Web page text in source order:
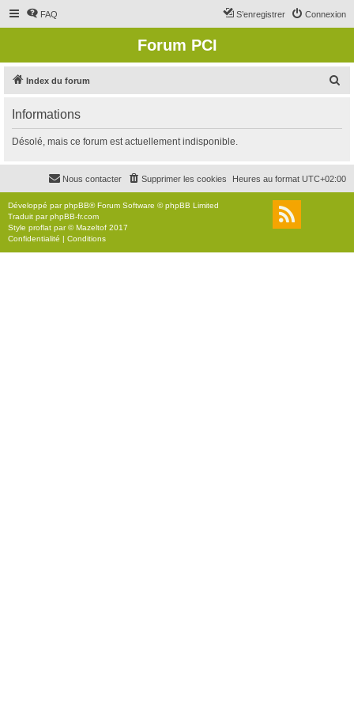
FAQ Connexion
S’enregistrer
Forum PCI
Index du forum
r
c
r
Informations
Désolé, mais ce forum est actuellement indisponible.
Heures au format UTC+02:00
Supprimer les cookies
Nous contacter
Développé parphpBB® Forum Software © phpBB Limited
Traduit parphpBB-fr.com
Style proflat par ©Mazeltof 2017
Confidentialité | Conditions